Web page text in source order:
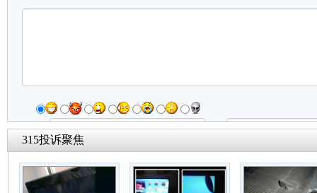
用户名: 密码:
匿名?
315投诉聚焦